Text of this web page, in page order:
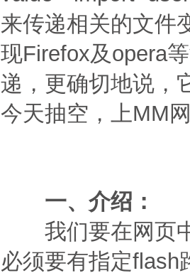
来传递相关的文件
现Firefox及opera
递，更确切地说，
今天抽空，上MM
一、介绍：
我们要在网页中
必须要有指定flash